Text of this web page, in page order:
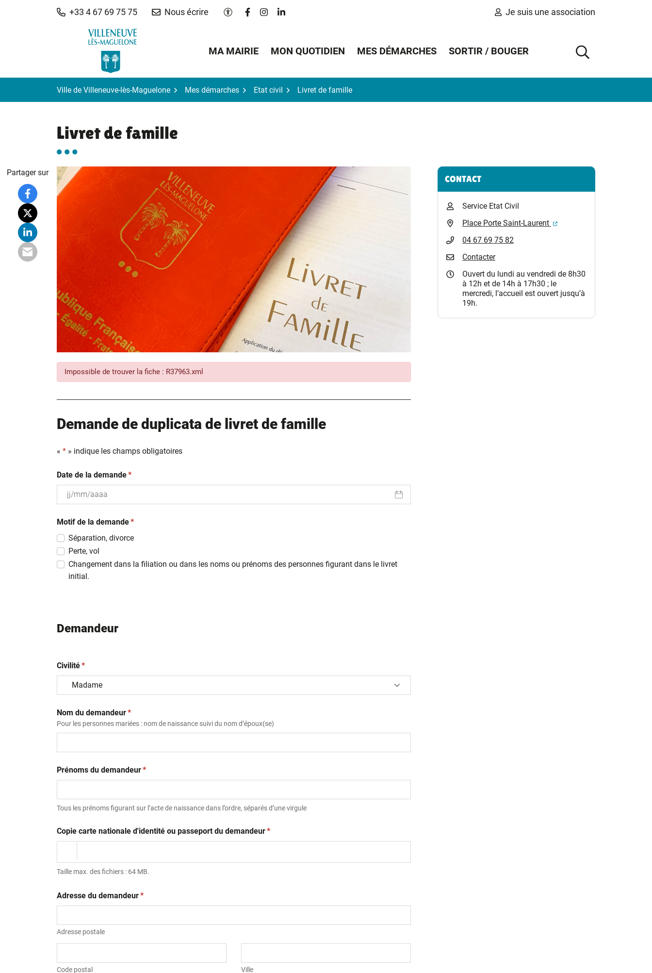
+33 4 67 69 75 75 Nous écrire Paramètres d'accessibilité
Lien vers le compte Facebook
Lien vers le compte Instagram
Lien vers le compte Linkedin Je suis une association
MA MAIRIE MON QUOTIDIEN MES DÉMARCHES SORTIR / BOUGER
AFFICHER
Ville de Villeneuve-lès-Maguelone Mes démarches Etat civil Livret de famille
Livret de famille
Impossible de trouver la fiche : R37963.xml
Demande de duplicata de livret de famille
« * » indique les champs obligatoires
Date de la demande(obligatoire)
*
slash
MM
slash
AAAA
Motif de la demande(obligatoire)
*
Séparation, divorce
Perte, vol
Changement dans la filiation ou dans les noms ou prénoms des personnes figurant dans le livret
initial.
Demandeur
Civilité(obligatoire)
*
Nom du demandeur(obligatoire)
*
Pour les personnes mariées : nom de naissance suivi du nom d’époux(se)
Prénoms du demandeur(obligatoire)
*
Tous les prénoms figurant sur l’acte de naissance dans l’ordre, séparés d’une virgule
Copie carte nationale d'identité ou passeport du demandeur(obligatoire)
*
Taille max. des fichiers : 64 MB.
Adresse du demandeur(obligatoire)
*
Adresse postale
Code postal Ville
Partager sur Informations complémentaires
CONTACT
Service Etat Civil
Place Porte Saint-Laurent
(ouverture dans un nouvel
04 67 69 75 82
Contacter
Ouvert du lundi au vendredi de 8h30
à 12h et de 14h à 17h30 ; le
mercredi, l’accueil est ouvert jusqu’à
19h.